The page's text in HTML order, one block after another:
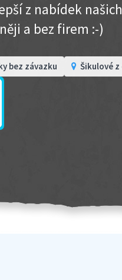
z nabídek
a bez firem :-)
bez závazku Šikulové